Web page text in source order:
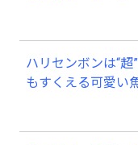
ハリセンボンは“
もすくえる可愛い